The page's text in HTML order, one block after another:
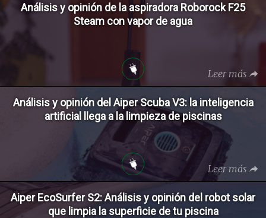
Análisis y opinión de la aspiradora Roborock F25
Steam con vapor de agua
Leer más
Análisis y opinión del Aiper Scuba V3: la inteligencia
artificial llega a la limpieza de piscinas
Leer más
Aiper EcoSurfer S2: Análisis y opinión del robot solar
que limpia la superficie de tu piscina